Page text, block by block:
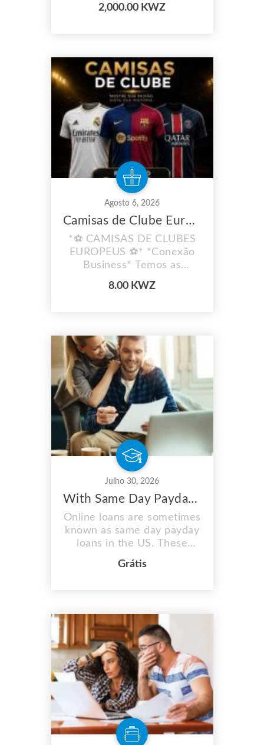
2,000.00 KWZ
Agosto 6, 2026
Camisas de Clube Europeu
*⚽ CAMISAS DE CLUBES
EUROPEUS ⚽* *Conexão
Business* Temos as
favoritos!
8.00 KWZ
Julho 30, 2026
With Same Day Payday Loans, You May Maximize Your Earnings
Online loans are sometimes
known as same day payday
loans in the US. These
those in need in covering
qualifications for this loan
vary by state. Online
resources provide some
information about same day
Grátis